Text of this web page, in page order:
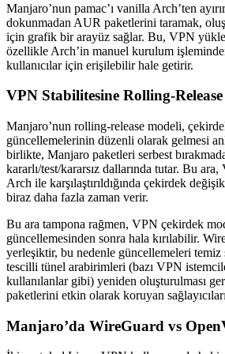
Manjaro’nun pamac’ı vanilla Arch’ten
dokunmadan AUR paketlerini taramak,
için grafik bir arayüz sağlar. Bu, VPN
özellikle Arch’in manuel kurulum
kullanıcılar için erişilebilir hale getirir.
VPN Stabilitesine Rolling-
Manjaro’nun rolling-release modeli,
güncellemelerinin düzenli olarak gelmesi
birlikte, Manjaro paketleri serbest
kararlı/test/kararsız dallarında tutar. Bu
Arch ile karşılaştırıldığında çekirdek
biraz daha fazla zaman verir.
Bu ara tampona rağmen, VPN çekirdek
güncellemesinden sonra hala kırılabilir.
yerleşiktir, bu nedenle güncellemeleri temiz
tescilli tünel arabirimleri (bazı VPN
kullanılanlar gibi) yeniden oluşturulması
paketlerini etkin olarak koruyan
Manjaro’da WireGuard vs